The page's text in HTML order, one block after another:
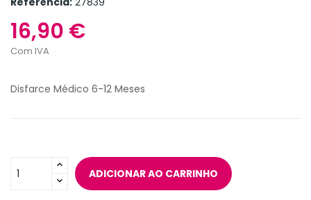
16,90 €
Com IVA
Disfarce Médico 6-12 Meses
ADICIONAR AO CARRINHO